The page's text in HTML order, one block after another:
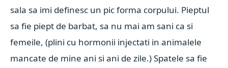
sala sa imi definesc un pic forma corpului. Pieptul
sa fie piept de barbat, sa nu mai am sani ca si
femeile, (plini cu hormonii injectati in animalele
mancate de mine ani si ani de zile.) Spatele sa fie